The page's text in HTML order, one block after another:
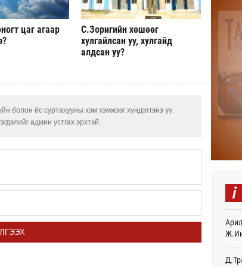
цаг агаар
С.Зоригийн хөшөөг
хулгайлсан уу, хулгайд
алдсан уу?
болон ёс суртахууны хэм хэмжээг хүндэтгэнэ үү.
админ устгах эрхтэй.
авна
Энэ
i